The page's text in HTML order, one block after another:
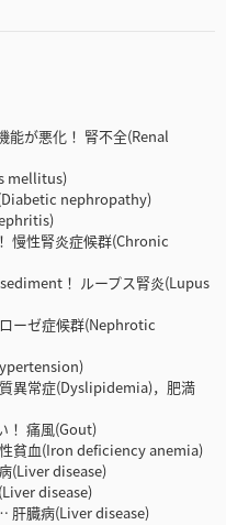
悪化！ 腎不全(Renal
nephropathy)
性腎炎症候群(Chronic
！ ループス腎炎(Lupus
ゼ症候群(Nephrotic
常症(Dyslipidemia)，肥満
痛風(Gout)
血(Iron deficiency anemia)
disease)
disease)
臓病(Liver disease)